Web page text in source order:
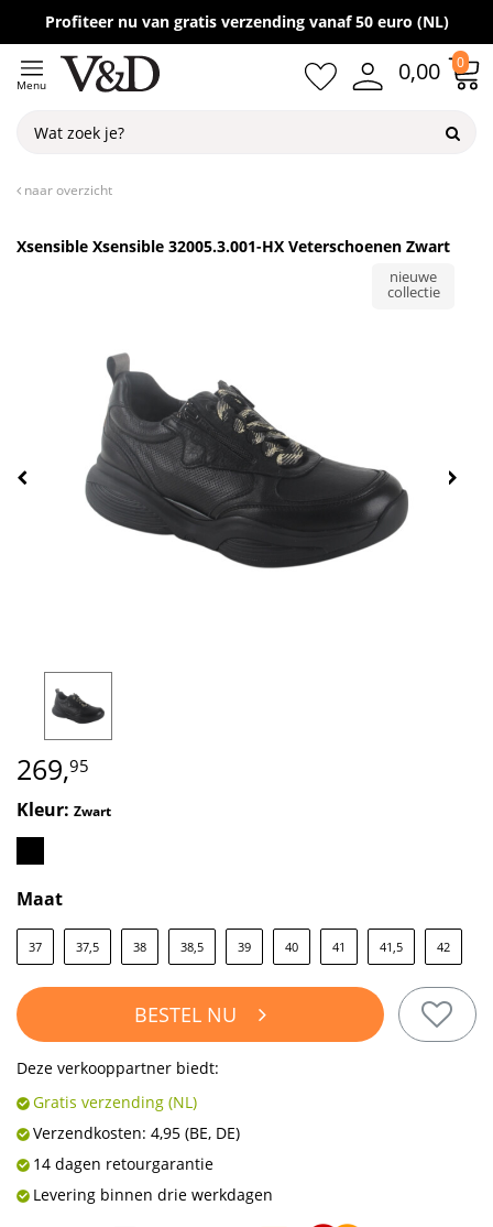
Profiteer nu van gratis verzending vanaf 50 euro (NL)
Gratis verzending vanaf 50,-
naar overzicht
Xsensible Xsensible 32005.3.001-HX Veterschoenen Zwart
nieuwe
collectie
269,95
Kleur: Zwart
Maat
37 37,5 38 38,5 39 40 41 41,5 42
BESTEL NU
Deze verkooppartner biedt:
Gratis verzending (NL)
Verzendkosten: 4,95 (BE, DE)
14 dagen retourgarantie
Levering binnen drie werkdagen
Menu 0,00 0